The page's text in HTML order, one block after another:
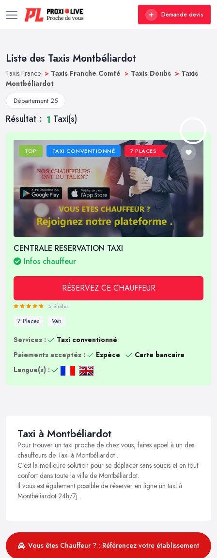
Demande devis
Liste des Taxis Montbéliardot
Taxis France > Taxis Franche Comté > Taxis Doubs > Taxis
Montbéliardot
Département 25
Résultat : 1 Taxi(s)
TOP TAXI CONVENTIONNÉ 7 PLACES
CENTRALE RESERVATION TAXI
Infos chauffeur
RÉSERVEZ CE CHAUFFEUR
5 étoiles
7 Places Van
Services :
Taxi conventionné
Paiements acceptés :
Espèce
Carte bancaire
Langue(s) :
Taxi à Montbéliardot
Pour trouver un taxi proche de chez vous, faites appel à un des
chauffeurs de Taxi à Montbéliardot .
C’est la meilleure solution pour se déplacer sans soucis et en tout
confort dans toute la ville de Montbéliardot.
Il vous est également possible de réserver en ligne un taxi à
Montbéliardot 24h/7j .
Vous êtes Chauffeur ? : Référencez votre établissement